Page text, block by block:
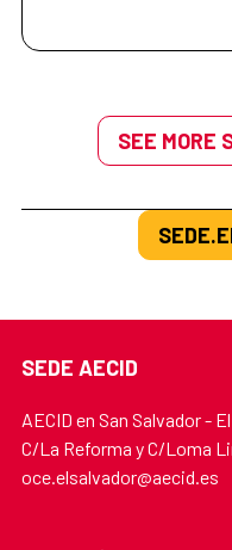
SEE MORE
SEDE AECID
AECID en San Salvador -
C/La Reforma y C/Loma
oce.elsalvador@aecid.es